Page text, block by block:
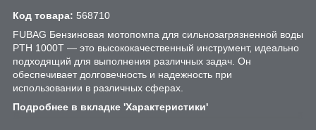
Код товара: 568710
FUBAG Бензиновая мотопомпа для сильнозагрязненной воды
PTH 1000Т — это высококачественный инструмент, идеально
подходящий для выполнения различных задач. Он
обеспечивает долговечность и надежность при
использовании в различных сферах.
Подробнее в вкладке 'Характеристики'